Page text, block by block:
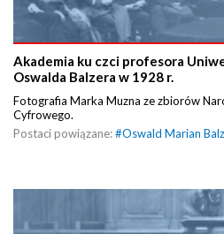
Akademia ku czci profesora
Oswalda Balzera w 1928 r.
Fotografia Marka Muzna ze zbiorów
Cyfrowego.
Postaci powiązane:#Oswald Marian